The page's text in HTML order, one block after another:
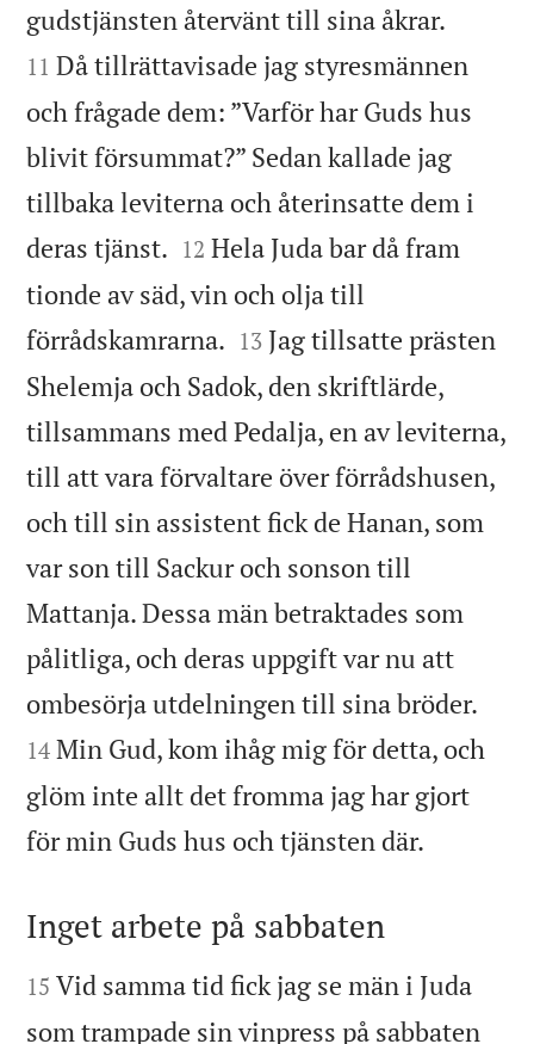
gudstjänsten återvänt till sina åkrar.
11 Då tillrättavisade jag styresmännen
och frågade dem: ”Varför har Guds hus
blivit försummat?” Sedan kallade jag
tillbaka leviterna och återinsatte dem i
deras tjänst. 

12 Hela Juda bar då fram
tionde av säd, vin och olja till
förrådskamrarna. 

13 Jag tillsatte prästen
Shelemja och Sadok, den skriftlärde,
tillsammans med Pedalja, en av leviterna,
till att vara förvaltare över förrådshusen,
och till sin assistent fick de Hanan, som
var son till Sackur och sonson till
Mattanja. Dessa män betraktades som
pålitliga, och deras uppgift var nu att
ombesörja utdelningen till sina bröder.
14 Min Gud, kom ihåg mig för detta, och
glöm inte allt det fromma jag har gjort
för min Guds hus och tjänsten där.

Inget arbete på sabbaten

15 Vid samma tid fick jag se män i Juda
som trampade sin vinpress på sabbaten